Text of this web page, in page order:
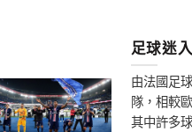
足球迷
由法國足
隊，相較
其中許多